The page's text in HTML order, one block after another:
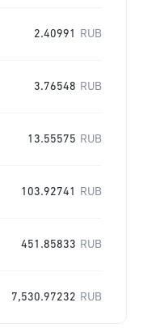
2.40991 RUB
3.76548 RUB
13.55575 RUB
103.92741 RUB
451.85833 RUB
7,530.97232 RUB